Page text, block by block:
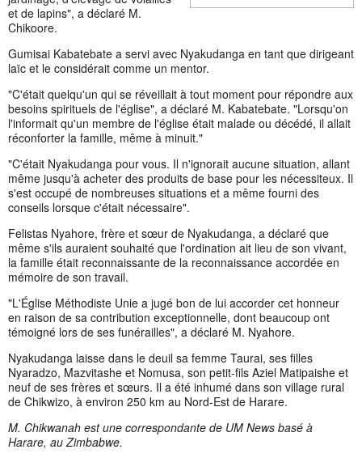
et de lapins", a déclaré M.
Chikoore.
Gumisai Kabatebate a servi avec Nyakudanga en tant que dirigeant
laïc et le considérait comme un mentor.
"C'était quelqu'un qui se réveillait à tout moment pour répondre aux
besoins spirituels de l'église", a déclaré M. Kabatebate. "Lorsqu'on
l'informait qu'un membre de l'église était malade ou décédé, il allait
réconforter la famille, même à minuit."
"C'était Nyakudanga pour vous. Il n'ignorait aucune situation, allant
même jusqu'à acheter des produits de base pour les nécessiteux. Il
s'est occupé de nombreuses situations et a même fourni des
conseils lorsque c'était nécessaire".
Felistas Nyahore, frère et sœur de Nyakudanga, a déclaré que
même s'ils auraient souhaité que l'ordination ait lieu de son vivant,
la famille était reconnaissante de la reconnaissance accordée en
mémoire de son travail.
"L'Église Méthodiste Unie a jugé bon de lui accorder cet honneur
en raison de sa contribution exceptionnelle, dont beaucoup ont
témoigné lors de ses funérailles", a déclaré M. Nyahore.
Nyakudanga laisse dans le deuil sa femme Taurai, ses filles
Nyaradzo, Mazvitashe et Nomusa, son petit-fils Aziel Matipaishe et
neuf de ses frères et sœurs. Il a été inhumé dans son village rural
de Chikwizo, à environ 250 km au Nord-Est de Harare.
M. Chikwanah est une correspondante de UM News basé à
Harare, au Zimbabwe.